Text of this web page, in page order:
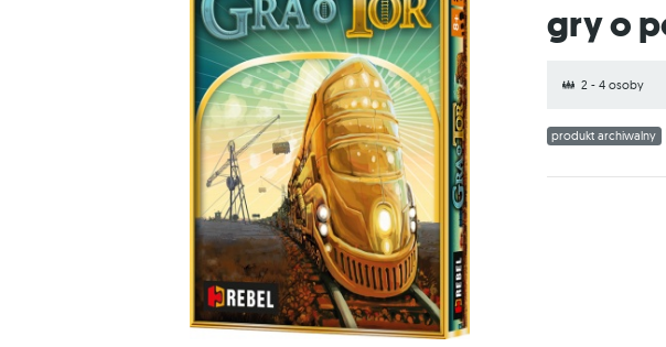
Gry o
2 - 4 osoby
produkt archiwalny